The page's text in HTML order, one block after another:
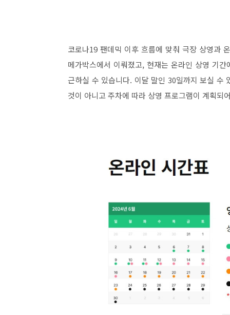
코로나19 팬데믹 이후 흐름에 맞춰 극장 상영과
메가박스에서 이뤄졌고, 현재는 온라인 상영 기
근하실 수 있습니다. 이달 말인 30일까지 보실 수
것이 아니고 주차에 따라 상영 프로그램이 계획되